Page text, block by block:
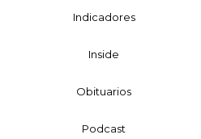
Indicadores
Inside
Obituarios
Podcast